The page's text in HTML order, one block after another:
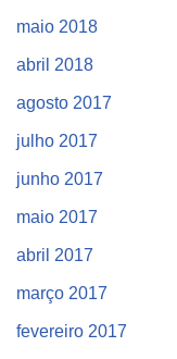
maio 2018
abril 2018
agosto 2017
julho 2017
junho 2017
maio 2017
abril 2017
março 2017
fevereiro 2017